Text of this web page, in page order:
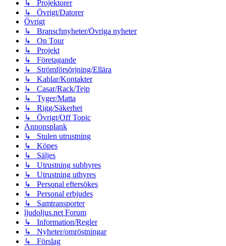
↳ Projektorer
↳ Övrigt/Datorer
Övrigt
↳ Branschnyheter/Övriga nyheter
↳ On Tour
↳ Projekt
↳ Företagande
↳ Strömförsörjning/Ellära
↳ Kablar/Kontakter
↳ Casar/Rack/Tejp
↳ Tyger/Matta
↳ Rigg/Säkerhet
↳ Övrigt/Off Topic
Annonsplank
↳ Stulen utrustning
↳ Köpes
↳ Säljes
↳ Utrustning subhyres
↳ Utrustning uthyres
↳ Personal eftersökes
↳ Personal erbjudes
↳ Samtransporter
ljudoljus.net Forum
↳ Information/Regler
↳ Nyheter/omröstningar
↳ Förslag